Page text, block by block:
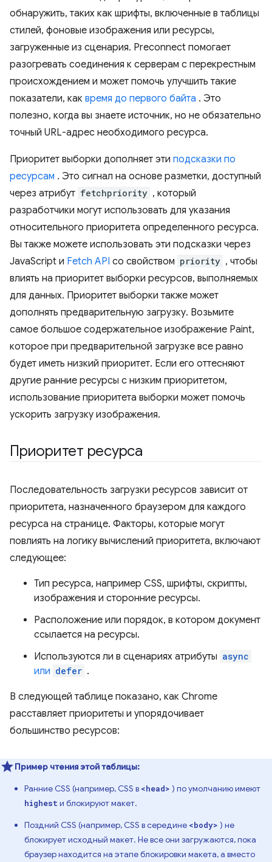
обнаружить, таких как шрифты, включенные в таблицы
стилей, фоновые изображения или ресурсы,
загруженные из сценария. Preconnect помогает
разогревать соединения к серверам с перекрестным
происхождением и может помочь улучшить такие
показатели, как время до первого байта . Это
полезно, когда вы знаете источник, но не обязательно
точный URL-адрес необходимого ресурса.
Приоритет выборки дополняет эти подсказки по
ресурсам . Это сигнал на основе разметки, доступный
через атрибут fetchpriority , который
разработчики могут использовать для указания
относительного приоритета определенного ресурса.
Вы также можете использовать эти подсказки через
JavaScript и Fetch API со свойством priority , чтобы
влиять на приоритет выборки ресурсов, выполняемых
для данных. Приоритет выборки также может
дополнять предварительную загрузку. Возьмите
самое большое содержательное изображение Paint,
которое при предварительной загрузке все равно
будет иметь низкий приоритет. Если его оттесняют
другие ранние ресурсы с низким приоритетом,
использование приоритета выборки может помочь
ускорить загрузку изображения.
Приоритет ресурса
Последовательность загрузки ресурсов зависит от
приоритета, назначенного браузером для каждого
ресурса на странице. Факторы, которые могут
повлиять на логику вычислений приоритета, включают
следующее:
Тип ресурса, например CSS, шрифты, скрипты,
изображения и сторонние ресурсы.
Расположение или порядок, в котором документ
ссылается на ресурсы.
Используются ли в сценариях атрибуты async
или defer .
В следующей таблице показано, как Chrome
расставляет приоритеты и упорядочивает
большинство ресурсов:
Пример чтения этой таблицы:
Ранние CSS (например, CSS в <head> ) по умолчанию имеют
highest и блокируют макет.
Поздний CSS (например, CSS в середине <body> ) не
блокирует исходный макет. Не все они загружаются, пока
браузер находится на этапе блокировки макета, а вместо